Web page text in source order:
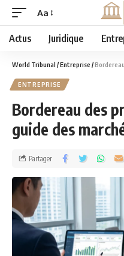
Aa
Actus Juridique
World Tribunal /Entreprise /Bordereau
ENTREPRISE
Bordereau des
guide des
Partager